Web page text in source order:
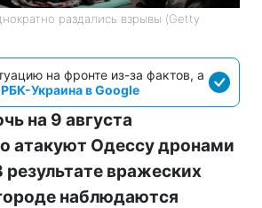
раздались взрывы (Getty
на фронте из-за фактов, а
РБК-Украина в Google
на 9 августа
атакуют Одессу дронами
результате вражеских
наблюдаются